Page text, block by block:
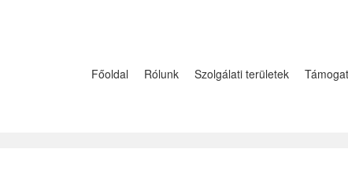
Főoldal Rólunk Szolgálati területek